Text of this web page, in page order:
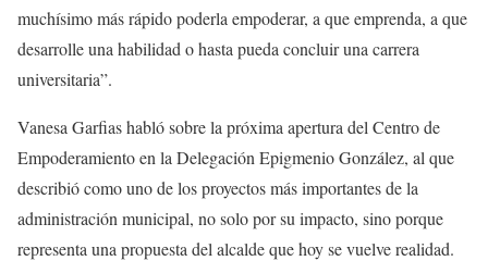
muchísimo más rápido poderla empoderar, a que emprenda, a que
desarrolle una habilidad o hasta pueda concluir una carrera
universitaria”.
Vanesa Garfias habló sobre la próxima apertura del Centro de
Empoderamiento en la Delegación Epigmenio González, al que
describió como uno de los proyectos más importantes de la
administración municipal, no solo por su impacto, sino porque
representa una propuesta del alcalde que hoy se vuelve realidad.